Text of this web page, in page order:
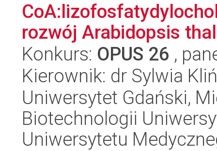
rozwój Arabidopsis
Konkurs: OPUS 26 ,
Kierownik: dr Sylwia
Uniwersytet Gdański,
Biotechnologii
Uniwersytetu